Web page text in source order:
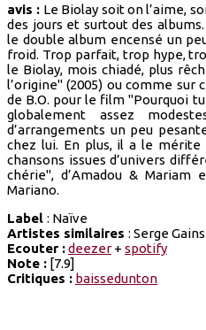
avis : Le Biolay soit on l’aime,
des jours et surtout des
le double album encensé un
froid. Trop parfait, trop hype,
le Biolay, mois chiadé, plus
l’origine" (2005) ou comme sur
de B.O. pour le film "Pourquoi
globalement assez
d’arrangements un peu
chez lui. En plus, il a le mérite
chansons issues d’univers
chérie", d’Amadou & Mariam
Mariano.
Label : Naïve
Artistes similaires : Serge
Ecouter :deezer+ spotify
Note : [7.9]
Critiques : baissedunton